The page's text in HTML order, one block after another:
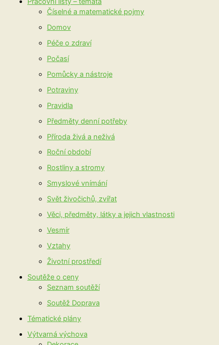
Číselné a matematické pojmy
Domov
Péče o zdraví
Počasí
Pomůcky a nástroje
Potraviny
Pravidla
Předměty denní potřeby
Příroda živá a neživá
Roční období
Rostliny a stromy
Smyslové vnímání
Svět živočichů, zvířat
Věci, předměty, látky a jejich vlastnosti
Vesmír
Vztahy
Životní prostředí
Soutěže o ceny
Seznam soutěží
Soutěž Doprava
Tématické plány
Výtvarná výchova